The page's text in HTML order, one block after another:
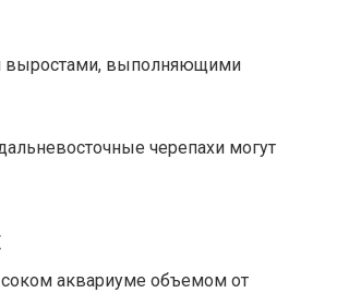
выростами, выполняющими
черепахи могут
аквариуме объемом от